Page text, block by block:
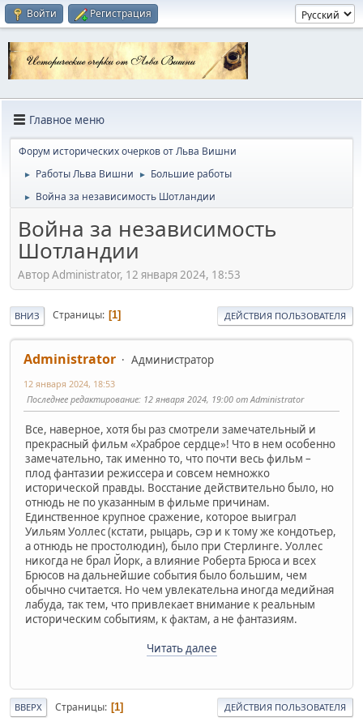
Войти Регистрация
Главное меню
Форум исторических очерков от Льва Вишни
► Работы Льва Вишни ► Большие работы
► Война за независимость Шотландии
Война за независимость
Шотландии
Автор Administrator, 12 января 2024, 18:53
ВНИЗ Страницы 1 ДЕЙСТВИЯ ПОЛЬЗОВАТЕЛЯ
Administrator Администратор
12 января 2024, 18:53
Последнее редактирование: 12 января 2024, 19:00 от Administrator
Все, наверное, хотя бы раз смотрели замечательный и
прекрасный фильм «Храброе сердце»! Что в нем особенно
замечательно, так именно то, что почти весь фильм –
плод фантазии режиссера и совсем немножко
исторической правды. Восстание действительно было, но
отнюдь не по указанным в фильме причинам.
Единственное крупное сражение, которое выиграл
Уильям Уоллес (кстати, рыцарь, сэр и к тому же кондотьер,
а отнюдь не простолюдин), было при Стерлинге. Уоллес
никогда не брал Йорк, а влияние Роберта Брюса и всех
Брюсов на дальнейшие события было большим, чем
обычно считается. Но чем увлекательна иногда медийная
лабуда, так тем, что привлекает внимание к реальным
историческим событиям, к фактам, а не фантазиям.
Читать далее
ВВЕРХ Страницы 1 ДЕЙСТВИЯ ПОЛЬЗОВАТЕЛЯ